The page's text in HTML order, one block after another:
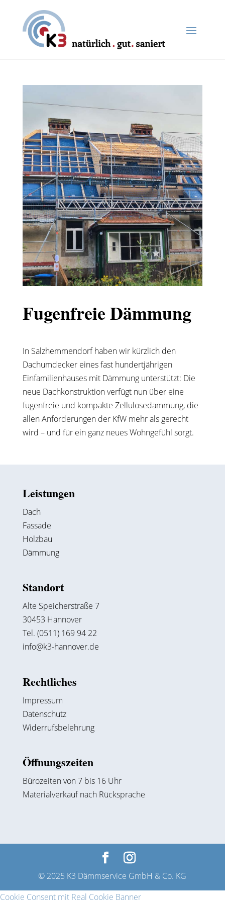
Fugenfreie Dämmung
In Salzhemmendorf haben wir kürzlich den
Dachumdecker eines fast hundertjährigen
Einfamilienhauses mit Dämmung unterstützt: Die
neue Dachkonstruktion verfügt nun über eine
fugenfreie und kompakte Zellulosedämmung, die
allen Anforderungen der KfW mehr als gerecht
wird – und für ein ganz neues Wohngefühl sorgt.
Leistungen
Dach
Fassade
Holzbau
Dämmung
Standort
Alte Speicherstraße 7
30453 Hannover
Tel. (0511) 169 94 22
info@k3-hannover.de
Rechtliches
Impressum
Datenschutz
Widerrufsbelehrung
Öffnungszeiten
Bürozeiten von 7 bis 16 Uhr
Materialverkauf nach Rücksprache
© 2025 K3 Dämmservice GmbH & Co. KG
Cookie Consent mit Real Cookie Banner